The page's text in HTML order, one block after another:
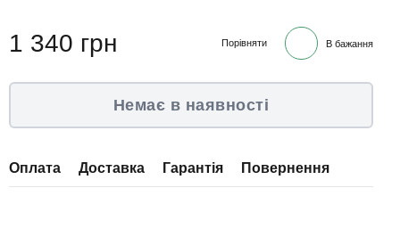
1 340 грн Порівняти В бажання
Немає в наявності
Оплата Доставка Гарантія Повернення